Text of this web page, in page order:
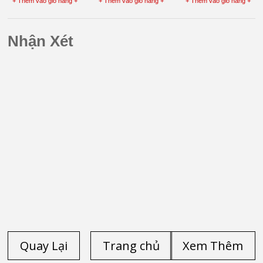
Nhận Xét
Quay Lại Xem Thêm
Trang chủ